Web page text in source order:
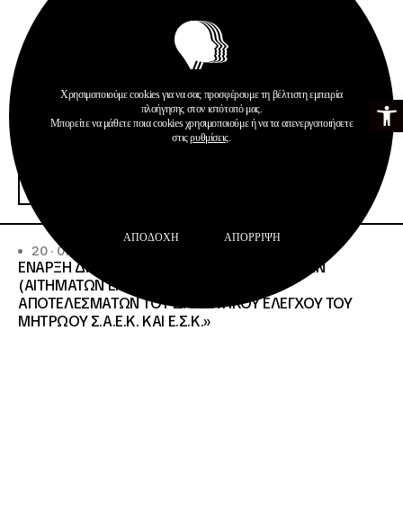
Ανοίξτε
20 · 07 · 2026
ΕΝΑΡΞΗ ΔΙΑΔΙΚΑΣΙΑΣ ΥΠΟΒΟΛΗΣ ΕΝΣΤΑΣΕΩΝ
(ΑΙΤΗΜΑΤΩΝ ΕΠΑΝΕΛΕΓΧΟΥ) ΕΠΙ ΤΩΝ
ΑΠΟΤΕΛΕΣΜΑΤΩΝ ΤΟΥ ΔΙΟΙΚΗΤΙΚΟΥ ΕΛΕΓΧΟΥ ΤΟΥ
ΜΗΤΡΩΟΥ Σ.Α.Ε.Κ. ΚΑΙ Ε.Σ.Κ.»
Χρησιμοποιούμε cookies για να σας προσφέρουμε τη βέλτιστη εμπειρία
πλοήγησης στον ιστότοπό μας.
Μπορείτε να μάθετε ποια cookies χρησιμοποιούμε ή να τα απενεργοποιήσετε
στιςρυθμίσεις.
ΑΠΟΔΟΧΉ ΑΠΌΡΡΙΨΗ